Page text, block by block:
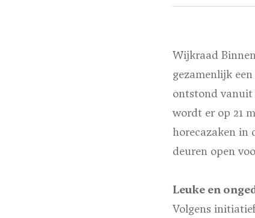
Wijkraad
gezamenlijk
ontstond vanuit
wordt er op 21
horecazaken in
deuren open
Leuke en
Volgens